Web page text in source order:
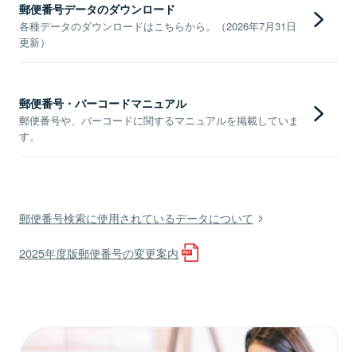
郵便番号データのダウンロード
各種データのダウンロードはこちらから。（2026年7月31日
更新）
郵便番号・バーコードマニュアル
郵便番号や、バーコードに関するマニュアルを掲載していま
す。
郵便番号検索に使用されているデータについて
2025年度版郵便番号の変更案内